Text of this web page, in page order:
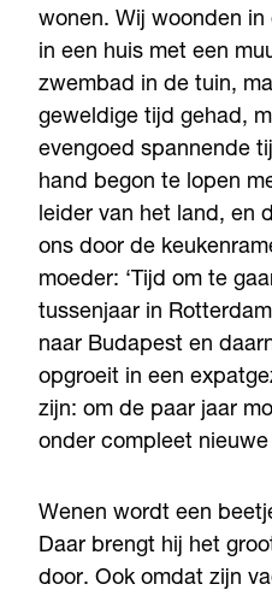
wonen. Wij woonden
in een huis met een
zwembad in de tuin,
geweldige tijd gehad,
evengoed spannende
hand begon te lopen
leider van het land, en
ons door de
moeder: ‘Tijd om te
tussenjaar in
naar Budapest en
opgroeit in een
zijn: om de paar jaar
onder compleet
Wenen wordt een
Daar brengt hij het
door. Ook omdat zijn